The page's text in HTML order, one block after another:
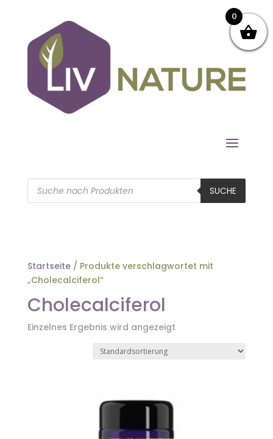
Products
search SUCHE
Startseite/ Produkte verschlagwortet mit
„Cholecalciferol“
Cholecalciferol
Einzelnes Ergebnis wird angezeigt
0